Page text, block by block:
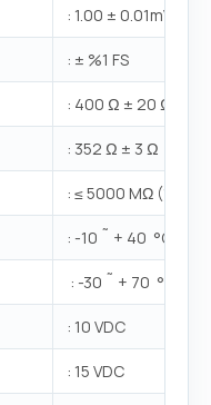
: 1.00 ± 0.01mV/V
: ± %1 FS
: 400 Ω ± 20 Ω
: 352 Ω ± 3 Ω
: ≤ 5000 MΩ
: -10 ˜ + 40 °C
: -30 ˜ + 70 °C
: 10 VDC
: 15 VDC